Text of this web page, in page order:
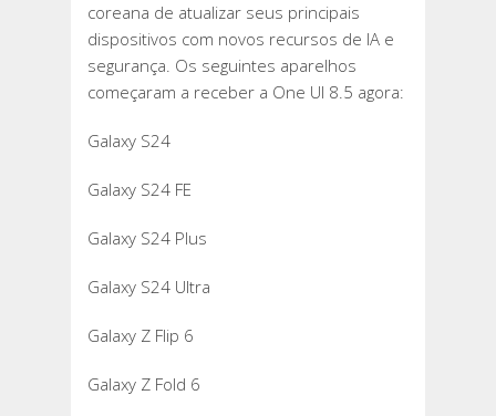
coreana de atualizar seus principais
dispositivos com novos recursos de IA e
segurança. Os seguintes aparelhos
começaram a receber a One UI 8.5 agora:
Galaxy S24
Galaxy S24 FE
Galaxy S24 Plus
Galaxy S24 Ultra
Galaxy Z Flip 6
Galaxy Z Fold 6